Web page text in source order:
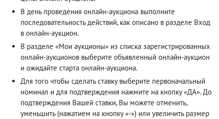
В день проведения онлайн-аукциона выполните
последовательность действий, как описано в разделе Вход
в онлайн-аукцион.
В разделе «Мои аукционы» из списка зарегистрированных
онлайн-аукционов выберите объявленный онлайн-аукцион
и ожидайте старта онлайн-аукциона.
Для того чтобы сделать ставку выберите первоначальный
номинал и для подтверждения нажмите на кнопку «ДА». До
подтверждения Вашей ставки, Вы можете отменить,
уменьшить (нажатием на кнопку «-») или увеличить размер